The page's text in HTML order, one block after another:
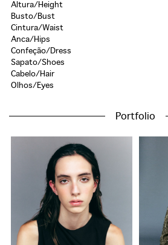
Altura/Height
Busto/Bust
Cintura/Waist
Anca/Hips
Confeção/Dress
Sapato/Shoes
Cabelo/Hair
Olhos/Eyes
Portfolio